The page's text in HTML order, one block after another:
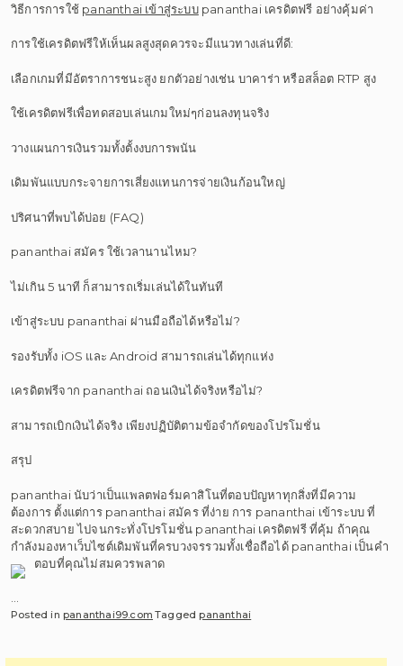
วิธีการการใช้ pananthai เข้าสู่ระบบpananthai เครดิตฟรี อย่างคุ้มค่า
การใช้เครดิตฟรีให้เห็นผลสูงสุดควรจะมีแนวทางเล่นที่ดี:
เลือกเกมที่มีอัตราการชนะสูง ยกตัวอย่างเช่น บาคาร่า หรือสล็อต RTP สูง
ใช้เครดิตฟรีเพื่อทดสอบเล่นเกมใหม่ๆก่อนลงทุนจริง
วางแผนการเงินรวมทั้งตั้งงบการพนัน
เดิมพันแบบกระจายการเสี่ยงแทนการจ่ายเงินก้อนใหญ่
ปริศนาที่พบได้บ่อย (FAQ)
pananthai สมัคร ใช้เวลานานไหม?
ไม่เกิน 5 นาที ก็สามารถเริ่มเล่นได้ในทันที
เข้าสู่ระบบ pananthai ผ่านมือถือได้หรือไม่?
รองรับทั้ง iOS และ Android สามารถเล่นได้ทุกแห่ง
เครดิตฟรีจาก pananthai ถอนเงินได้จริงหรือไม่?
สามารถเบิกเงินได้จริง เพียงปฏิบัติตามข้อจำกัดของโปรโมชั่น
สรุป
pananthai นับว่าเป็นแพลตฟอร์มคาสิโนที่ตอบปัญหาทุกสิ่งที่มีความ
ต้องการ ตั้งแต่การ pananthai สมัคร ที่ง่าย การ pananthai เข้าระบบ ที่
สะดวกสบาย ไปจนกระทั่งโปรโมชั่น pananthai เครดิตฟรี ที่คุ้ม ถ้าคุณ
กำลังมองหาเว็บไซต์เดิมพันที่ครบวงจรรวมทั้งเชื่อถือได้ pananthai เป็นคำ
ตอบที่คุณไม่สมควรพลาด
Posted inpananthai99.com Taggedpananthai